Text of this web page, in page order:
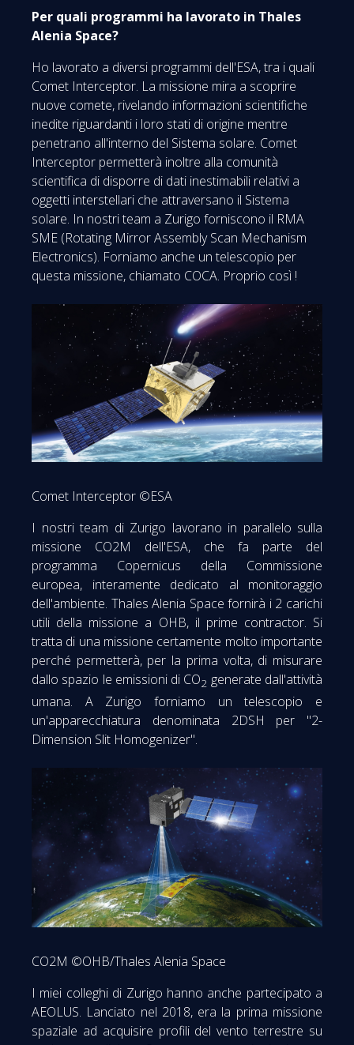
Per quali programmi ha lavorato in Thales
Alenia Space?
Ho lavorato a diversi programmi dell'ESA, tra i quali
Comet Interceptor. La missione mira a scoprire
nuove comete, rivelando informazioni scientifiche
inedite riguardanti i loro stati di origine mentre
penetrano all'interno del Sistema solare. Comet
Interceptor permetterà inoltre alla comunità
scientifica di disporre di dati inestimabili relativi a
oggetti interstellari che attraversano il Sistema
solare. In nostri team a Zurigo forniscono il RMA
SME (Rotating Mirror Assembly Scan Mechanism
Electronics). Forniamo anche un telescopio per
questa missione, chiamato COCA. Proprio così !
Comet Interceptor ©ESA
I nostri team di Zurigo lavorano in parallelo sulla
missione CO2M dell'ESA, che fa parte del
programma Copernicus della Commissione
europea, interamente dedicato al monitoraggio
dell'ambiente. Thales Alenia Space fornirà i 2 carichi
utili della missione a OHB, il prime contractor. Si
tratta di una missione certamente molto importante
perché permetterà, per la prima volta, di misurare
dallo spazio le emissioni di CO2 generate dall'attività
umana. A Zurigo forniamo un telescopio e
un'apparecchiatura denominata 2DSH per "2-
Dimension Slit Homogenizer".
CO2M ©OHB/Thales Alenia Space
I miei colleghi di Zurigo hanno anche partecipato a
AEOLUS. Lanciato nel 2018, era la prima missione
spaziale ad acquisire profili del vento terrestre su